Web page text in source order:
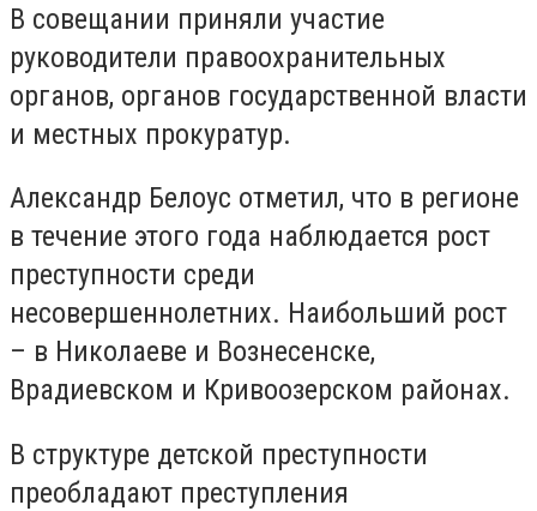
В совещании приняли участие
руководители правоохранительных
органов, органов государственной власти
и местных прокуратур.
Александр Белоус отметил, что в регионе
в течение этого года наблюдается рост
преступности среди
несовершеннолетних. Наибольший рост
– в Николаеве и Вознесенске,
Врадиевском и Кривоозерском районах.
В структуре детской преступности
преобладают преступления